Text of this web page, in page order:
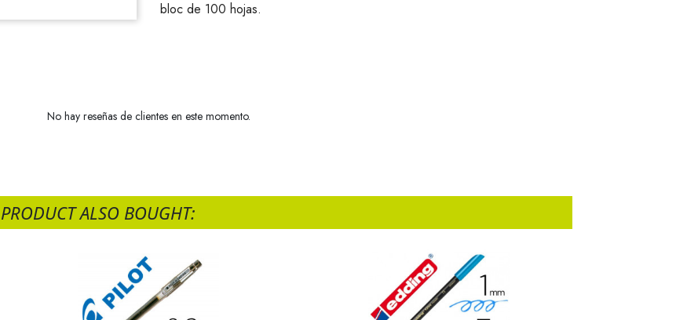
bloc de 100 hojas.
No hay reseñas de clientes en este momento.
PRODUCT ALSO BOUGHT: